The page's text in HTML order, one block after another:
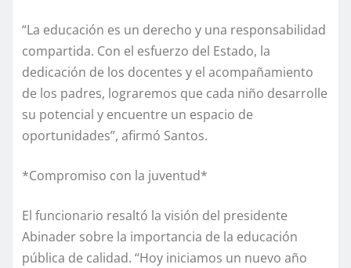
“La educación es un derecho y una responsabilidad
compartida. Con el esfuerzo del Estado, la
dedicación de los docentes y el acompañamiento
de los padres, lograremos que cada niño desarrolle
su potencial y encuentre un espacio de
oportunidades”, afirmó Santos.
*Compromiso con la juventud*
El funcionario resaltó la visión del presidente
Abinader sobre la importancia de la educación
pública de calidad. “Hoy iniciamos un nuevo año